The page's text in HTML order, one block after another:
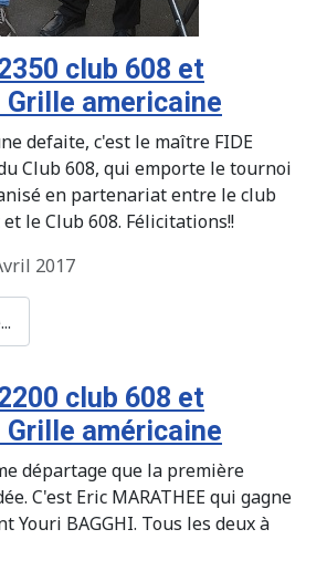
club 608 et
americaine
defaite, c'est le maître FIDE
Club 608, qui emporte le tournoi
en partenariat entre le club
le Club 608. Félicitations!!
2017
club 608 et
américaine
départage que la première
C'est Eric MARATHEE qui gagne
Youri BAGGHI. Tous les deux à